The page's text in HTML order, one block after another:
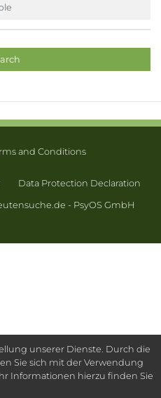
and Conditions
Data Protection Declaration
- PsyOS GmbH
unserer Dienste. Durch die
Sie sich mit der Verwendung
Informationen hierzu finden Sie